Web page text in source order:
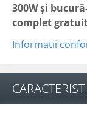
300W și
complet
Informatii